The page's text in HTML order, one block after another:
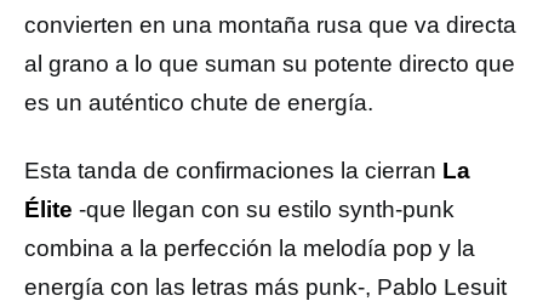
convierten en una montaña rusa que va directa
al grano a lo que suman su potente directo que
es un auténtico chute de energía.
Esta tanda de confirmaciones la cierran La
Élite -que llegan con su estilo synth-punk
combina a la perfección la melodía pop y la
energía con las letras más punk-, Pablo Lesuit